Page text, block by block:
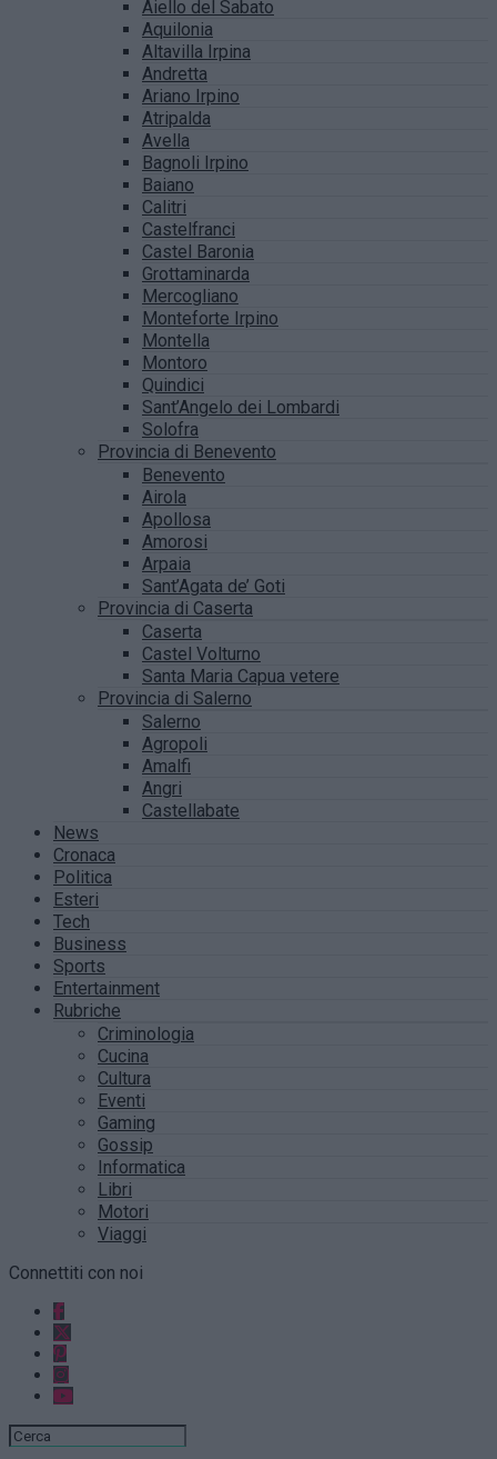
Aiello del Sabato
Aquilonia
Altavilla Irpina
Andretta
Ariano Irpino
Atripalda
Avella
Bagnoli Irpino
Baiano
Calitri
Castelfranci
Castel Baronia
Grottaminarda
Mercogliano
Monteforte Irpino
Montella
Montoro
Quindici
Sant’Angelo dei Lombardi
Solofra
Provincia di Benevento
Benevento
Airola
Apollosa
Amorosi
Arpaia
Sant’Agata de’ Goti
Provincia di Caserta
Caserta
Castel Volturno
Santa Maria Capua vetere
Provincia di Salerno
Salerno
Agropoli
Amalfi
Angri
Castellabate
News
Cronaca
Politica
Esteri
Tech
Business
Sports
Entertainment
Rubriche
Criminologia
Cucina
Cultura
Eventi
Gaming
Gossip
Informatica
Libri
Motori
Viaggi
Connettiti con noi